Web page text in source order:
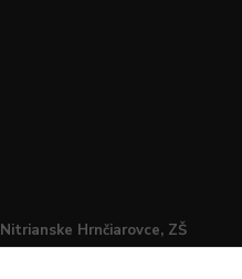
Nitrianske Hrnčiarovce, ZŠ